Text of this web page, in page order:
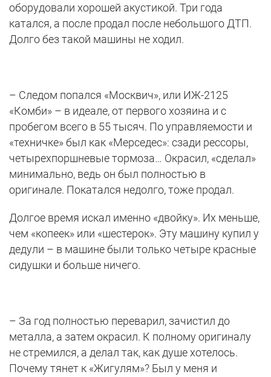
оборудовали хорошей акустикой. Три года
катался, а после продал после небольшого ДТП.
Долго без такой машины не ходил.
– Следом попался «Москвич», или ИЖ-2125
«Комби» – в идеале, от первого хозяина и с
пробегом всего в 55 тысяч. По управляемости и
«техничке» был как «Мерседес»: сзади рессоры,
четырехпоршневые тормоза… Окрасил, «сделал»
минимально, ведь он был полностью в
оригинале. Покатался недолго, тоже продал.
Долгое время искал именно «двойку». Их меньше,
чем «копеек» или «шестерок». Эту машину купил у
дедули – в машине были только четыре красные
сидушки и больше ничего.
– За год полностью переварил, зачистил до
металла, а затем окрасил. К полному оригиналу
не стремился, а делал так, как душе хотелось.
Почему тянет к «Жигулям»? Был у меня и